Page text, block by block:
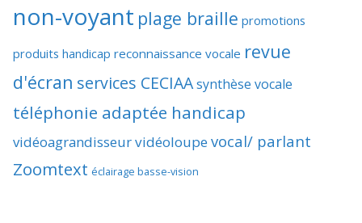
non-voyant plage braille promotions
produits handicap reconnaissance vocale revue
d'écran services CECIAAsynthèse vocale
téléphonie adaptée handicap
vidéoagrandisseurvidéoloupevocal/ parlant
Zoomtext éclairage basse-vision